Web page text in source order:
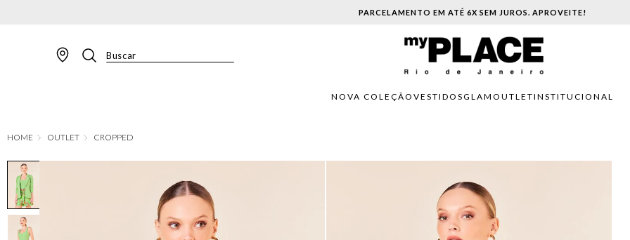
PARCELAMENTO EM ATÉ 6X SEM JUROS. APROVEITE!
Buscar
NOVA COLEÇÃO VESTIDOSGLAM OUTLETINSTITUCIONAL
OUTLET CROPPED